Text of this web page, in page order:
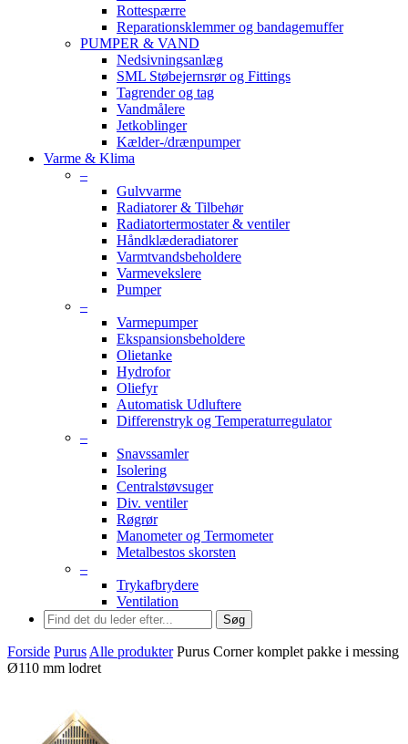
Rottespærre
Reparationsklemmer og bandagemuffer
PUMPER & VAND
Nedsivningsanlæg
SML Støbejernsrør og Fittings
Tagrender og tag
Vandmålere
Jetkoblinger
Kælder-/drænpumper
Varme & Klima
–
Gulvvarme
Radiatorer & Tilbehør
Radiatortermostater & ventiler
Håndklæderadiatorer
Varmtvandsbeholdere
Varmevekslere
Pumper
–
Varmepumper
Ekspansionsbeholdere
Olietanke
Hydrofor
Oliefyr
Automatisk Udluftere
Differenstryk og Temperaturregulator
–
Snavssamler
Isolering
Centralstøvsuger
Div. ventiler
Røgrør
Manometer og Termometer
Metalbestos skorsten
–
Trykafbrydere
Ventilation
Søg
Forside Purus Alle produkter Purus Corner komplet pakke i messing
Ø110 mm lodret